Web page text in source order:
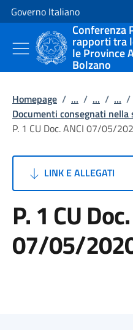
Vai al contenuto
Vai alla navigazione del sito
Governo Italiano
Conferenza
rapporti tra
le Province
Bolzano
Homepage / ... / ... / ... /
Documenti consegnati
P. 1 CU Doc. ANCI 07/05/
LINK E ALLEGATI
P. 1 CU
07/05/